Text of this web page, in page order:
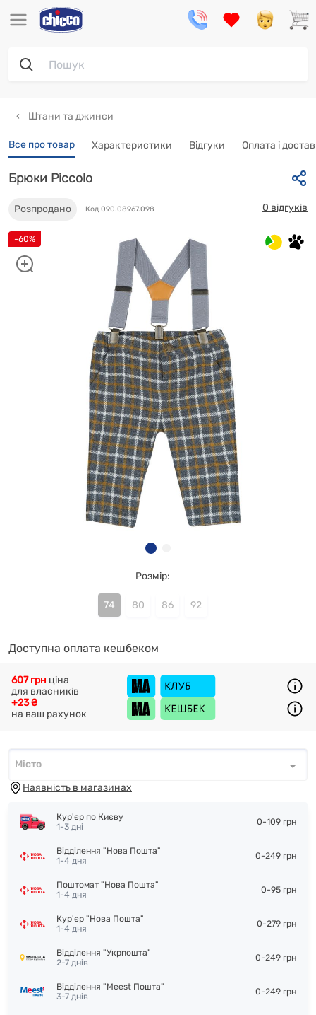
Штани та джинси
Все про товар Характеристики Відгуки Oплата і
-60%
Брюки Piccolo
Розпродано Код 090.08967.098 0 відгуків
Розмір:
74 80 86 92
Доступна оплата кешбеком
+23 ₴
на ваш рахунок
607 грн ціна
для власників
Місто*
Місто
Наявність в магазинах
Кур'єр по Києву
1-3 дні
0-109 грн
Відділення "Нова Пошта"
1-4 дня
0-249 грн
Поштомат "Нова Пошта"
1-4 дня
0-95 грн
Кур'єр "Нова Пошта"
1-4 дня
0-279 грн
Відділення "Укрпошта"
2-7 днів
0-249 грн
Відділення "Meest Пошта"
3-7 днів
0-249 грн